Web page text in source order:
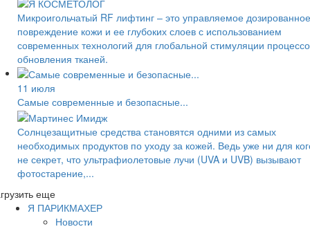
Микроигольчатый RF лифтинг – это управляемое дозированное
повреждение кожи и ее глубоких слоев с использованием
современных технологий для глобальной стимуляции
обновления тканей.
11 июля
Самые современные и безопасные...
Солнцезащитные средства становятся одними из самых
необходимых продуктов по уходу за кожей. Ведь уже ни для
не секрет, что ультрафиолетовые лучи (UVA и UVB) вызывают
фотостарение,...
еще
Я ПАРИКМАХЕР
Новости